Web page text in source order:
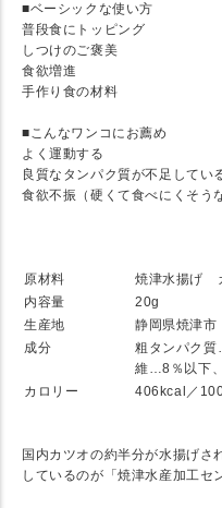
■ベーシックな使い方
普段食にトッピング
しつけのご褒美
食欲増進
手作り食の材料
■こんなワンコにお薦め
よく運動する
良質なタンパク質が不足してい
食欲不振（硬くて食べにくそう
原材料
焼津水揚げ
内容量
20g
生産地
静岡県焼津市
成分
粗タンパク
維…8％以下
カロリー
406kcal／
国内カツオの約半分が水揚げさ
しているのが「焼津水産加工セ